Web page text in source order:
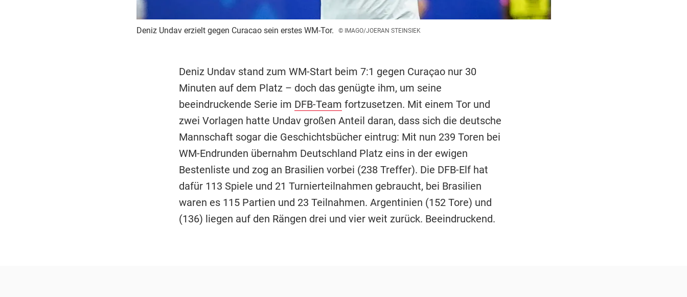
Deniz Undav erzielt gegen Curacao sein erstes WM-Tor. © IMAGO/JOERAN STEINSIEK
Deniz Undav stand zum WM-Start beim 7:1 gegen Curaçao nur 30
Minuten auf dem Platz – doch das genügte ihm, um seine
beeindruckende Serie im DFB-Team fortzusetzen. Mit einem Tor und
zwei Vorlagen hatte Undav großen Anteil daran, dass sich die deutsche
Mannschaft sogar die Geschichtsbücher eintrug: Mit nun 239 Toren bei
WM-Endrunden übernahm Deutschland Platz eins in der ewigen
Bestenliste und zog an Brasilien vorbei (238 Treffer). Die DFB-Elf hat
dafür 113 Spiele und 21 Turnierteilnahmen gebraucht, bei Brasilien
waren es 115 Partien und 23 Teilnahmen. Argentinien (152 Tore) und
(136) liegen auf den Rängen drei und vier weit zurück. Beeindruckend.